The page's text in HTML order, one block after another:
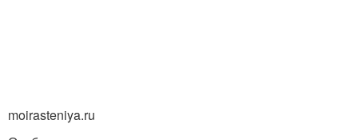
moirasteniya.ru